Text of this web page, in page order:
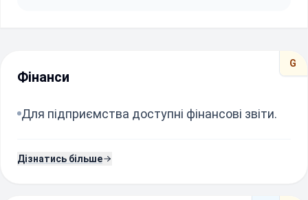
G
Фінанси
Для підприємства доступні фінансові звіти.
Дізнатись більше